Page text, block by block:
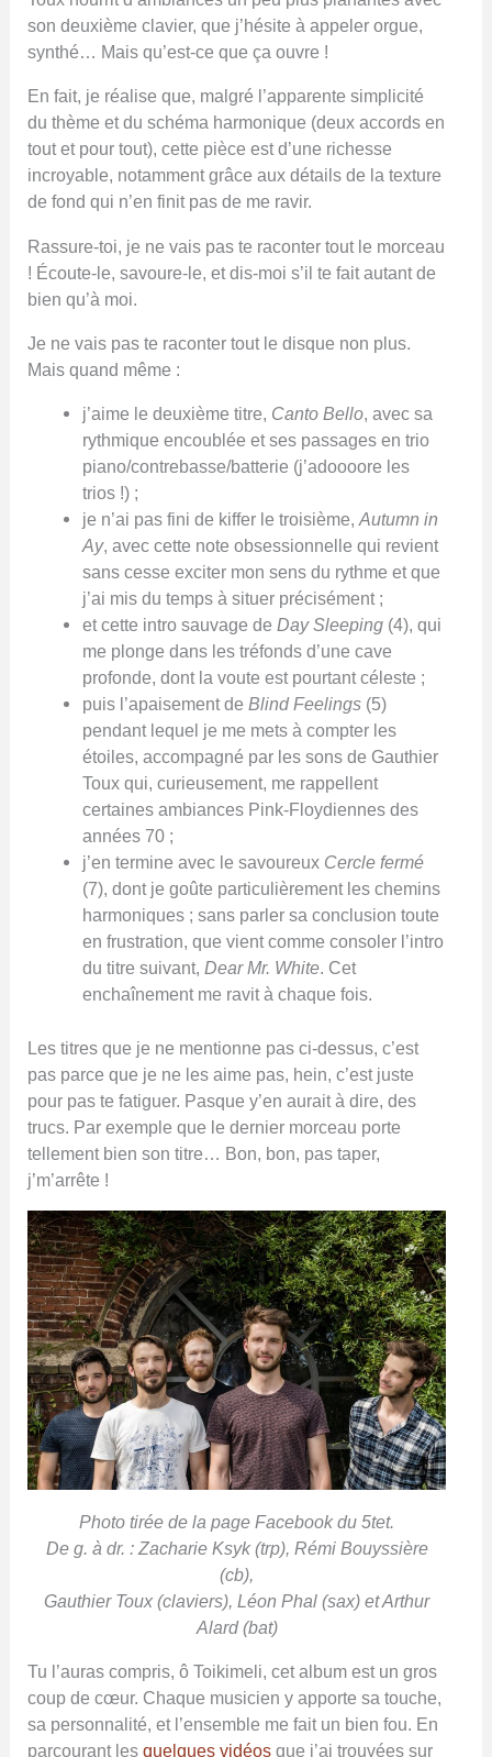
son deuxième clavier, que j’hésite à appeler orgue,
synthé… Mais qu’est-ce que ça ouvre !
En fait, je réalise que, malgré l’apparente simplicité
du thème et du schéma harmonique (deux accords en
tout et pour tout), cette pièce est d’une richesse
incroyable, notamment grâce aux détails de la texture
de fond qui n’en finit pas de me ravir.
Rassure-toi, je ne vais pas te raconter tout le morceau
! Écoute-le, savoure-le, et dis-moi s’il te fait autant de
bien qu’à moi.
Je ne vais pas te raconter tout le disque non plus.
Mais quand même :
j’aime le deuxième titre, Canto Bello, avec sa
rythmique encoublée et ses passages en trio
piano/contrebasse/batterie (j’adoooore les
trios !) ;
je n’ai pas fini de kiffer le troisième, Autumn in
Ay, avec cette note obsessionnelle qui revient
sans cesse exciter mon sens du rythme et que
j’ai mis du temps à situer précisément ;
et cette intro sauvage de Day Sleeping (4), qui
me plonge dans les tréfonds d’une cave
profonde, dont la voute est pourtant céleste ;
puis l’apaisement de Blind Feelings(5)
pendant lequel je me mets à compter les
étoiles, accompagné par les sons de Gauthier
Toux qui, curieusement, me rappellent
certaines ambiances Pink-Floydiennes des
années 70 ;
j’en termine avec le savoureux Cercle fermé
(7), dont je goûte particulièrement les chemins
harmoniques ; sans parler sa conclusion toute
en frustration, que vient comme consoler l’intro
du titre suivant, Dear Mr. White. Cet
enchaînement me ravit à chaque fois.
Les titres que je ne mentionne pas ci-dessus, c’est
pas parce que je ne les aime pas, hein, c’est juste
pour pas te fatiguer. Pasque y’en aurait à dire, des
trucs. Par exemple que le dernier morceau porte
tellement bien son titre… Bon, bon, pas taper,
j’m’arrête !
Photo tirée de la page Facebook du 5tet.
De g. à dr. : Zacharie Ksyk (trp), Rémi Bouyssière
(cb),
Gauthier Toux (claviers), Léon Phal (sax) et Arthur
Alard (bat)
Tu l’auras compris, ô Toikimeli, cet album est un gros
coup de cœur. Chaque musicien y apporte sa touche,
sa personnalité, et l’ensemble me fait un bien fou. En
parcourant lesquelques vidéos que j’ai trouvées sur